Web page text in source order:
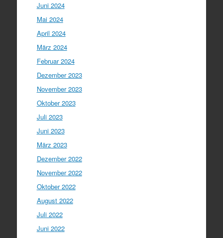
Juni 2024
Mai 2024
April 2024
März 2024
Februar 2024
Dezember 2023
November 2023
Oktober 2023
Juli 2023
Juni 2023
März 2023
Dezember 2022
November 2022
Oktober 2022
August 2022
Juli 2022
Juni 2022